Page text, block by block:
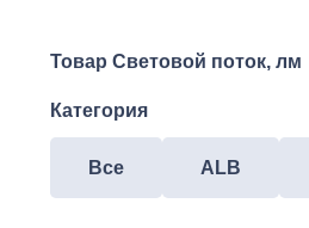
Товар Световой поток, лм
Категория
Все ALB